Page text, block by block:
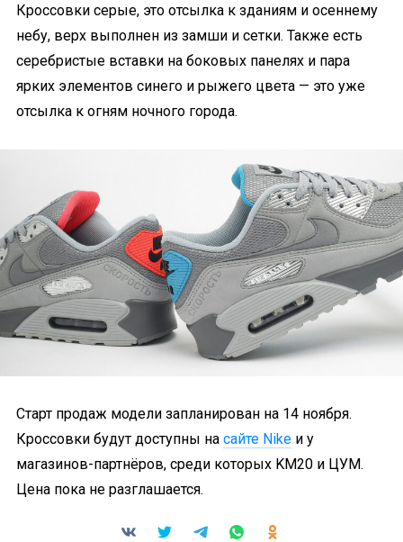
Кроссовки серые, это отсылка к зданиям и осеннему
небу, верх выполнен из замши и сетки. Также есть
серебристые вставки на боковых панелях и пара
ярких элементов синего и рыжего цвета — это уже
отсылка к огням ночного города.
Старт продаж модели запланирован на 14 ноября.
Кроссовки будут доступны на сайте Nike и у
магазинов-партнёров, среди которых KM20 и ЦУМ.
Цена пока не разглашается.